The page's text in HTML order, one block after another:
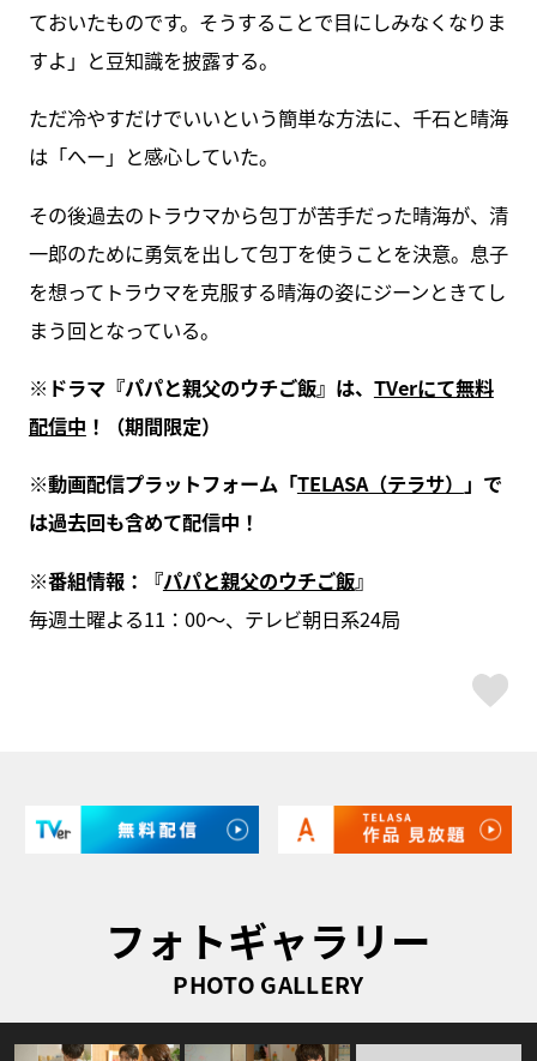
ておいたものです。そうすることで目にしみなくなりま
すよ」と豆知識を披露する。
ただ冷やすだけでいいという簡単な方法に、千石と晴海
は「へー」と感心していた。
その後過去のトラウマから包丁が苦手だった晴海が、清
一郎のために勇気を出して包丁を使うことを決意。息子
を想ってトラウマを克服する晴海の姿にジーンときてし
まう回となっている。
※ドラマ『パパと親父のウチご飯』は、 TVerにて無料
配信中 ！（期間限定）
※動画配信プラットフォーム「TELASA（テラサ） 」で
は過去回も含めて配信中！
※番組情報：『パパと親父のウチご飯』
毎週土曜よる11：00～、テレビ朝日系24局
フォトギャラリー
PHOTO GALLERY